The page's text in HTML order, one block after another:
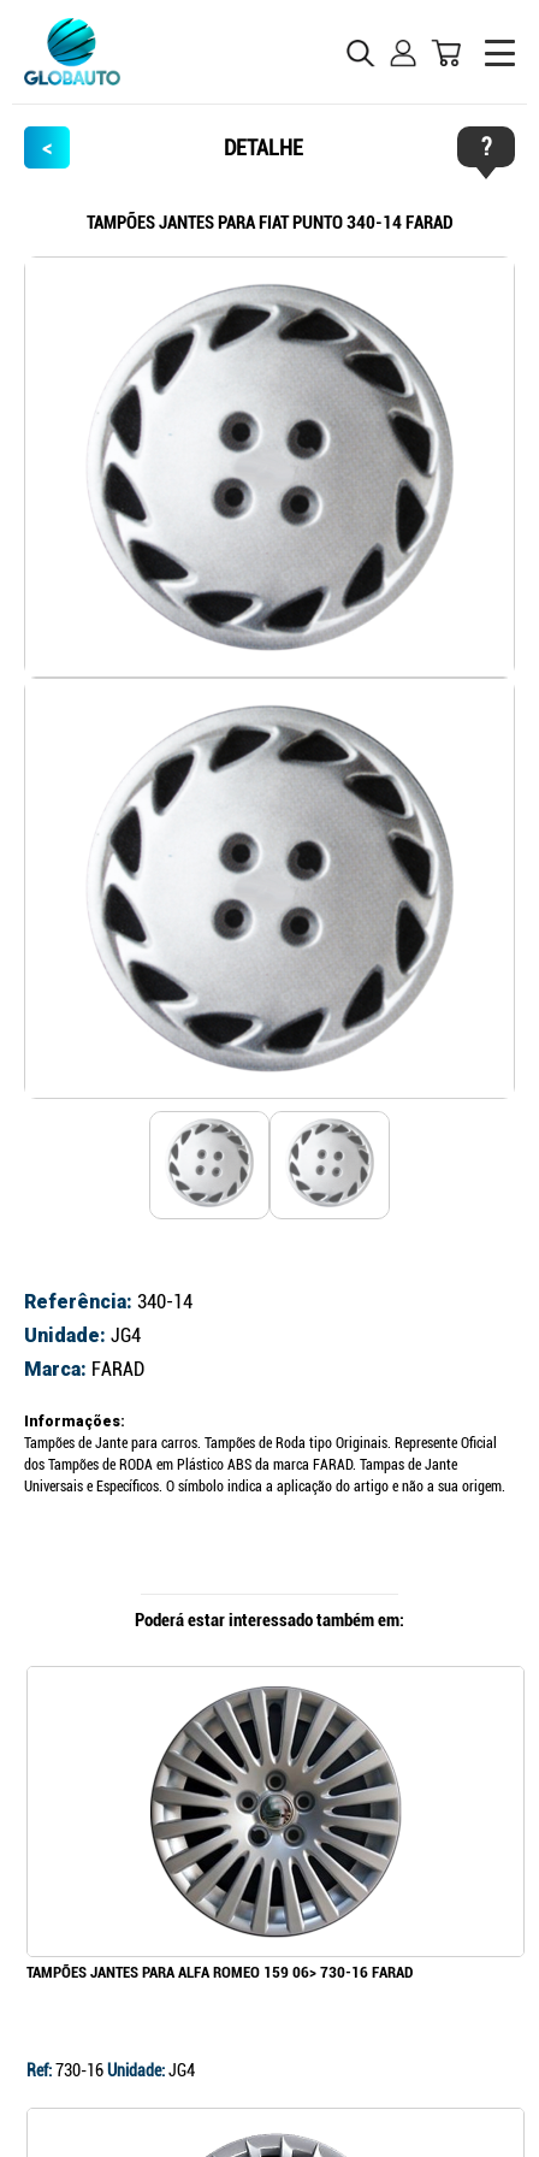
< DETALHE ?
TAMPÕES JANTES PARA FIAT PUNTO 340-14 FARAD
Referência: 340-14
Unidade: JG4
Marca: FARAD
Informações:
Tampões de Jante para carros. Tampões de Roda tipo Originais. Represente Oficial
dos Tampões de RODA em Plástico ABS da marca FARAD. Tampas de Jante
Universais e Específicos. O símbolo indica a aplicação do artigo e não a sua origem.
Poderá estar interessado também em:
TAMPÕES JANTES PARA ALFA ROMEO 159 06> 730-16 FARAD
Ref:730-16Unidade:JG4